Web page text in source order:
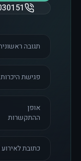
תגובה
פגישת היכרות
אופן
ההתקשרות
כתובת